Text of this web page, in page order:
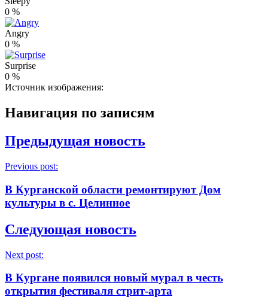
0 %
Angry
0 %
Surprise
0 %
Источник изображения:
Навигация по записям
Предыдущая новость
Previous post:
В Курганской области ремонтируют Дом
культуры в с. Целинное
Следующая новость
Next post:
В Кургане появился новый мурал в честь
открытия фестиваля стрит-арта